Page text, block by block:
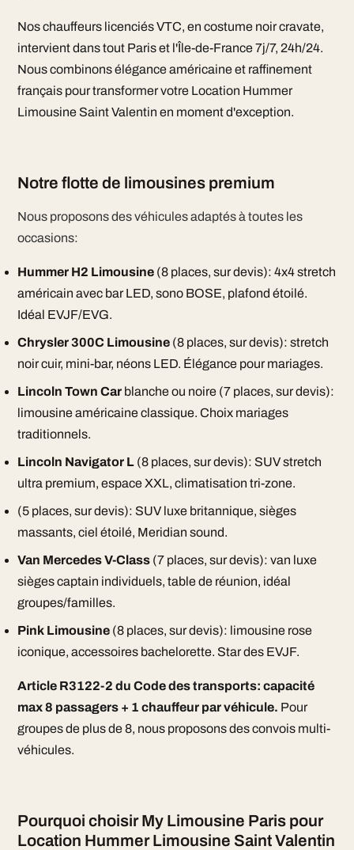
Nos chauffeurs licenciés VTC, en costume noir cravate,
intervient dans tout Paris et l'Île-de-France 7j/7, 24h/24.
Nous combinons élégance américaine et raffinement
français pour transformer votre Location Hummer
Limousine Saint Valentin en moment d'exception.
Notre flotte de limousines premium
Nous proposons des véhicules adaptés à toutes les
occasions:
Hummer H2 Limousine(8 places, sur devis): 4x4 stretch
américain avec bar LED, sono BOSE, plafond étoilé.
Idéal EVJF/EVG.
Chrysler 300C Limousine(8 places, sur devis): stretch
noir cuir, mini-bar, néons LED. Élégance pour mariages.
Lincoln Town Carblanche ou noire (7 places, sur devis):
limousine américaine classique. Choix mariages
traditionnels.
Lincoln Navigator L(8 places, sur devis): SUV stretch
ultra premium, espace XXL, climatisation tri-zone.
(5 places, sur devis): SUV luxe britannique, sièges
massants, ciel étoilé, Meridian sound.
Van Mercedes V-Class(7 places, sur devis): van luxe
sièges captain individuels, table de réunion, idéal
groupes/familles.
Pink Limousine(8 places, sur devis): limousine rose
iconique, accessoires bachelorette. Star des EVJF.
Article R3122-2 du Code des transports: capacité
max 8 passagers + 1 chauffeur par véhicule. Pour
groupes de plus de 8, nous proposons des convois multi-
véhicules.
Pourquoi choisir My Limousine Paris pour
Location Hummer Limousine Saint Valentin